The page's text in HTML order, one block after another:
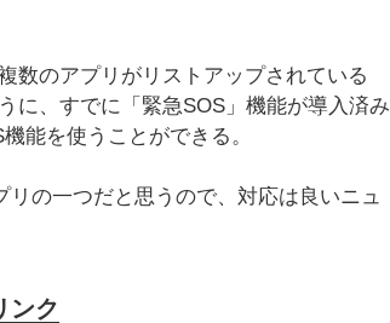
数のアプリがリストアップされている
に、すでに「緊急SOS」機能が導入済み
能を使うことができる。
の一つだと思うので、対応は良いニュ
ンク